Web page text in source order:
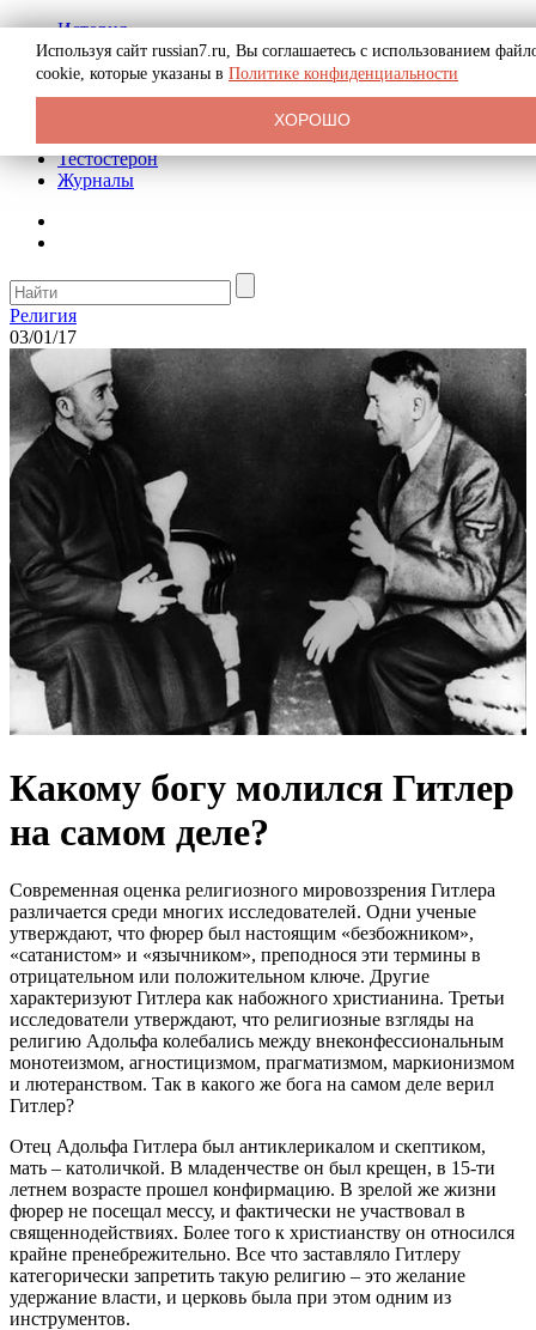
История
Биография
Криминал
Реклама на сайте
Тестостерон
Журналы
Религия
03/01/17
Какому богу молился Гитлер
на самом деле?
Современная оценка религиозного мировоззрения Гитлера
различается среди многих исследователей. Одни ученые
утверждают, что фюрер был настоящим «безбожником»,
«сатанистом» и «язычником», преподнося эти термины в
отрицательном или положительном ключе. Другие
характеризуют Гитлера как набожного христианина. Третьи
исследователи утверждают, что религиозные взгляды на
религию Адольфа колебались между внеконфессиональным
монотеизмом, агностицизмом, прагматизмом, маркионизмом
и лютеранством. Так в какого же бога на самом деле верил
Гитлер?
Отец Адольфа Гитлера был антиклерикалом и скептиком,
мать – католичкой. В младенчестве он был крещен, в 15-ти
летнем возрасте прошел конфирмацию. В зрелой же жизни
фюрер не посещал мессу, и фактически не участвовал в
священнодействиях. Более того к христианству он относился
крайне пренебрежительно. Все что заставляло Гитлеру
категорически запретить такую религию – это желание
удержание власти, и церковь была при этом одним из
инструментов.
Используя сайт russian7.ru, Вы соглашаетесь с использованием
cookie, которые указаны в Политике конфиденциальности
ХОРОШО